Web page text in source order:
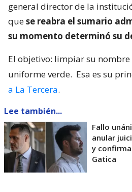
general director de la
quese reabra el sumario
su momento determinó su
El objetivo: limpiar su nombre
uniforme verde. Esa es su
a La Tercera.
Lee también...
Fallo
anular
y
Gatica